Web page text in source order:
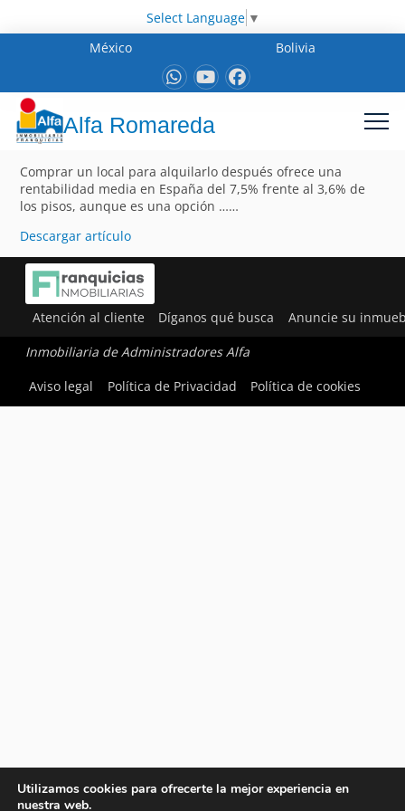
Select Language ▼
México
Bolivia
Alfa Romareda
Comprar un local para alquilarlo después ofrece una
rentabilidad media en España del 7,5% frente al 3,6% de
los pisos, aunque es una opción ……
Descargar artículo
Atención al cliente Díganos qué busca Anuncie su
Inmobiliaria de Administradores Alfa
Aviso legal
Política de Privacidad Política de cookies
Utilizamos cookies para ofrecerte la mejor experiencia en
nuestra web.